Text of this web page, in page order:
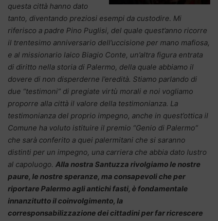
questa città hanno dato
tanto, diventando preziosi esempi da custodire. Mi
riferisco a padre Pino Puglisi, del quale quest’anno ricorre
il trentesimo anniversario dell’uccisione per mano mafiosa,
e al missionario laico Biagio Conte, un’altra figura entrata
di diritto nella storia di Palermo, della quale abbiamo il
dovere di non disperderne l’eredità. Stiamo parlando di
due “testimoni” di pregiate virtù morali e noi vogliamo
proporre alla città il valore della testimonianza. La
testimonianza del proprio impegno, anche in quest’ottica il
Comune ha voluto istituire il premio “Genio di Palermo”
che sarà conferito a quei palermitani che si saranno
distinti per un impegno, una carriera che abbia dato lustro
al capoluogo. Alla nostra Santuzza rivolgiamo le nostre
paure, le nostre speranze, ma consapevoli che per
riportare Palermo agli antichi fasti, è fondamentale
innanzitutto il coinvolgimento, la
corresponsabilizzazione dei cittadini per far ricrescere